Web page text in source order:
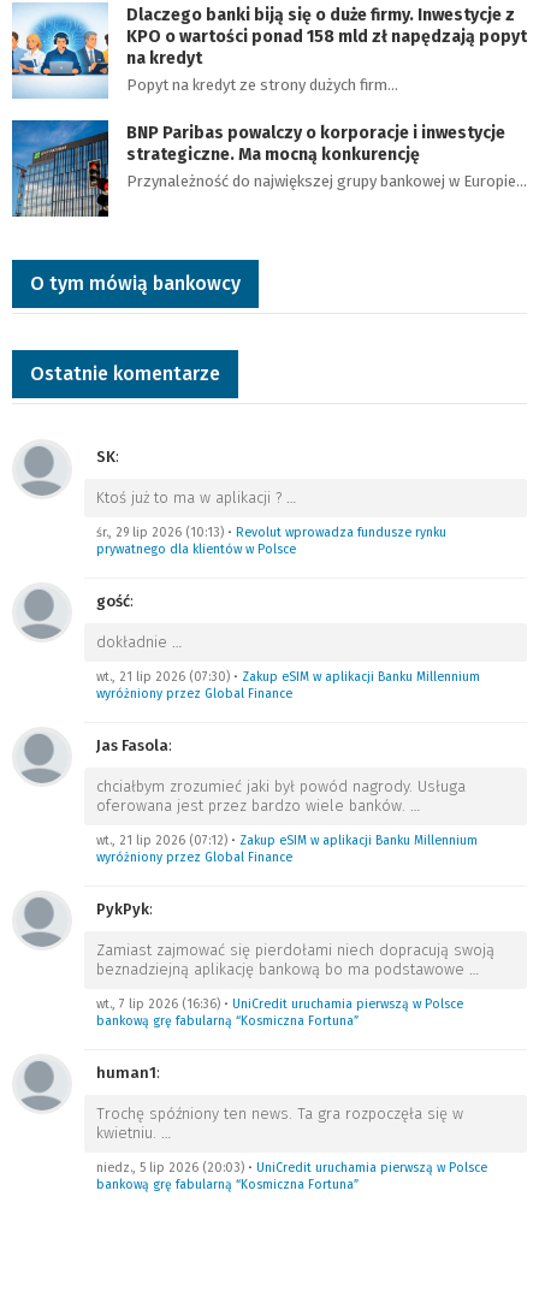
Dlaczego banki biją się o duże firmy. Inwestycje z
KPO o wartości ponad 158 mld zł napędzają popyt
na kredyt
Popyt na kredyt ze strony dużych firm…
BNP Paribas powalczy o korporacje i inwestycje
strategiczne. Ma mocną konkurencję
Przynależność do największej grupy bankowej w Europie…
O tym mówią bankowcy
Ostatnie komentarze
SK:
Ktoś już to ma w aplikacji ? …
śr., 29 lip 2026 (10:13) • Revolut wprowadza fundusze rynku
prywatnego dla klientów w Polsce
gość:
dokładnie …
wt., 21 lip 2026 (07:30) • Zakup eSIM w aplikacji Banku Millennium
wyróżniony przez Global Finance
Jas Fasola:
chciałbym zrozumieć jaki był powód nagrody. Usługa
oferowana jest przez bardzo wiele banków. …
wt., 21 lip 2026 (07:12) • Zakup eSIM w aplikacji Banku Millennium
wyróżniony przez Global Finance
PykPyk:
Zamiast zajmować się pierdołami niech dopracują swoją
beznadziejną aplikację bankową bo ma podstawowe …
wt., 7 lip 2026 (16:36) • UniCredit uruchamia pierwszą w Polsce
bankową grę fabularną “Kosmiczna Fortuna”
human1:
Trochę spóźniony ten news. Ta gra rozpoczęła się w
kwietniu. …
niedz., 5 lip 2026 (20:03) • UniCredit uruchamia pierwszą w Polsce
bankową grę fabularną “Kosmiczna Fortuna”